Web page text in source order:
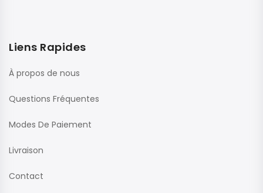
Liens Rapides
À propos de nous
Questions Fréquentes
Modes De Paiement
Livraison
Contact